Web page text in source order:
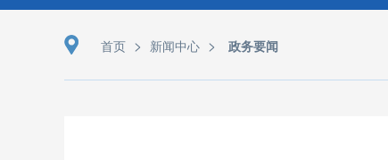
首页 > 新闻中心 > 政务要闻